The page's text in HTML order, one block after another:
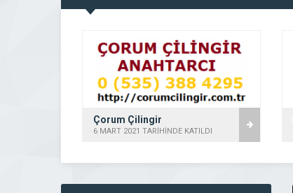
Çorum Çilingir
6 MART 2021 TARİHİNDE KATILDI